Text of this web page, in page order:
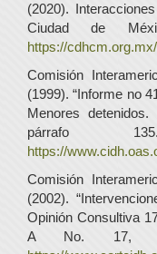
(2020).
Ciudad de
https://
Comisión
(1999). “Informe no
Menores
párrafo
https://
Comisión
(2002).
Opinión Consultiva
A No. 17,